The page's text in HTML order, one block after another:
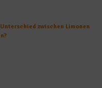
zwischen Limonen